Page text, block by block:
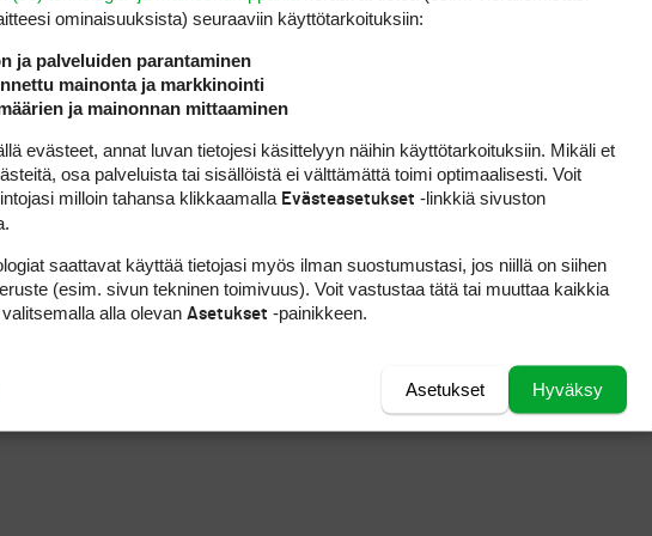
kerran top 3:een. Tämä tapahtui viime vuonna
sijan.
66 ja nousi lähes 40 pykälää jaetulle 20. sijalle. Sanna
ja jäi karsintarajan alapuolelle.
Wikströmin edellisen päivän sijoitusta.
läkähdyttävässä helteessä komean tuloksen
ominaisuuk­sista) seuraaviin käyttötarkoituksiin:
ja palveluiden parantaminen
mainonta ja markkinointi
ja mainonnan mittaaminen
evästeet, annat luvan tietojesi käsittelyyn näihin käyttötarkoituksiin. Mikäli et
osa palveluista tai sisällöistä ei välttämättä toimi optimaalisesti. Voit
milloin tahansa klikkaamalla Evästeasetukset -linkkiä sivuston
saattavat käyttää tietojasi myös ilman suostumustasi, jos niillä on siihen
(esim. sivun tekninen toimivuus). Voit vastustaa tätä tai muuttaa kaikkia
alla olevan Asetukset -painikkeen.
Hyväksy
Asetukset